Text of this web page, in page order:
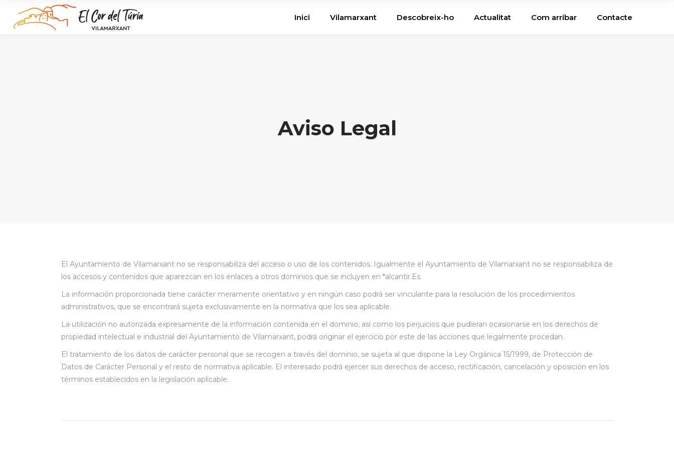
Inici Vilamarxant Descobreix-ho Actualitat Com arribar Contacte
Aviso Legal
El Ayuntamiento de Vilamarxant no se responsabiliza del acceso o uso de los contenidos. Igualmente el Ayuntamiento de Vilamarxant no se responsabiliza de
los accesos y contenidos que aparezcan en los enlaces a otros dominios que se incluyen en *alcantir.Es.
La información proporcionada tiene carácter meramente orientativo y en ningún caso podrá ser vinculante para la resolución de los procedimientos
administrativos, que se encontrará sujeta exclusivamente en la normativa que los sea aplicable.
La utilización no autorizada expresamente de la información contenida en el dominio, así como los perjuicios que pudieran ocasionarse en los derechos de
propiedad intelectual e industrial del Ayuntamiento de Vilamarxant, podrá originar el ejercicio por este de las acciones que legalmente procedan.
El tratamiento de los datos de carácter personal que se recogen a través del dominio, se sujeta al que dispone la Ley Orgánica 15/1999, de Protección de
Datos de Carácter Personal y el resto de normativa aplicable. El interesado podrá ejercer sus derechos de acceso, rectificación, cancelación y oposición en los
términos establecidos en la legislación aplicable.